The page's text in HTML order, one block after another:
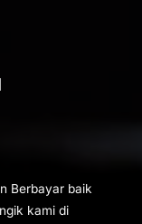
Berbayar baik
kami di